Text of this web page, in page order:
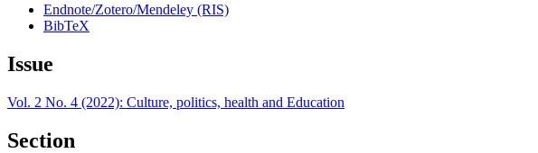
Endnote/Zotero/Mendeley (RIS)
BibTeX
Issue
Vol. 2 No. 4 (2022): Culture, politics, health and Education
Section